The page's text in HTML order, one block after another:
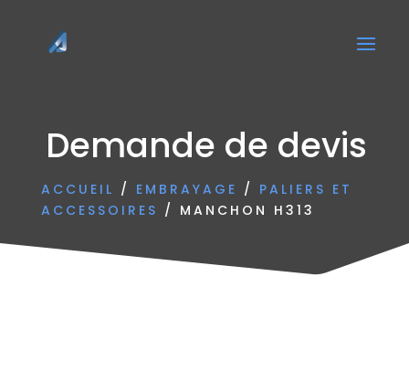
Demande de devis
ACCUEIL / EMBRAYAGE / PALIERS ET
ACCESSOIRES / MANCHON H313